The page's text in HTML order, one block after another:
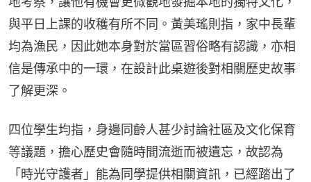
與平日上課的收穫有所不同。黃美瑤則指，家中長輩
均為漁民，因此她本身對於當區習俗略有認識，亦相
信是傳承中的一環，在設計此桌遊後對相關歷史故事
了解更深。
四位學生均指，身邊同齡人甚少討論社區及文化保育
等議題，擔心歷史會隨時間流逝而被遺忘，故認為
「時光守護者」能為同學提供相關資訊，已經踏出了